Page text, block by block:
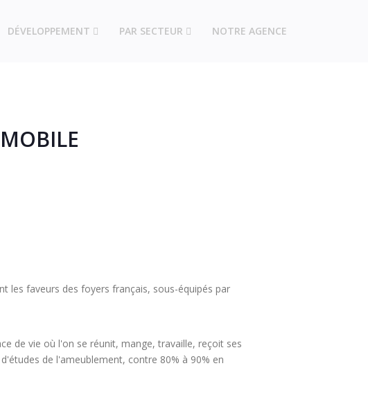
DÉVELOPPEMENT PAR SECTEUR NOTRE AGENCE
les faveurs des foyers français, sous-équipés par
de vie où l'on se réunit, mange, travaille, reçoit ses
de l'ameublement, contre 80% à 90% en